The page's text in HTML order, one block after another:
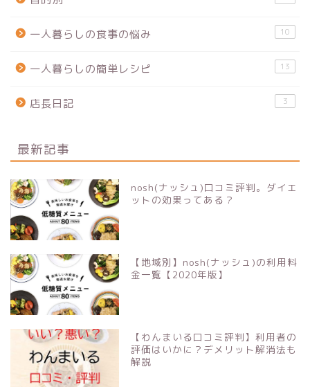
一人暮らしの食事の悩み 10
一人暮らしの簡単レシピ 13
店長日記 3
最新記事
nosh(ナッシュ)口コミ評判。ダイエ
ットの効果ってある？
【地域別】nosh(ナッシュ)の利用料
金一覧【2020年版】
【わんまいる口コミ評判】利用者の
評価はいかに？デメリット解消法も
解説